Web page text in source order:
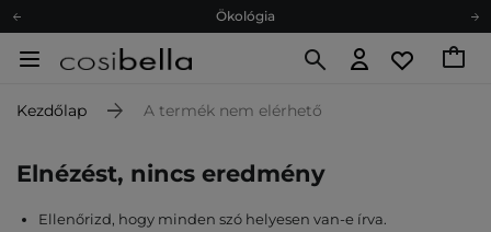
Ökológia
Hűségprogram
Ajándékkártya
Kezdőlap A termék nem elérhető
Elnézést, nincs eredmény
Ellenőrizd, hogy minden szó helyesen van-e írva.